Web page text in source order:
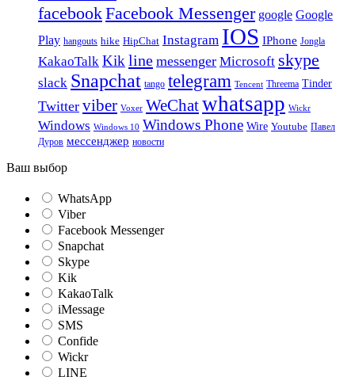
facebookFacebook Messenger google Google
Play hangouts hike HipChat Instagram IOS IPhone Jongla
KakaoTalk Kik line messenger Microsoft skype
slack Snapchat tango telegram Tencent Threema Tinder
Twitter viber Voxer WeChatwhatsapp Wickr
Windows Windows 10 Windows Phone Wire Youtube Павел
Дуров мессенджер новости
Ваш выбор
WhatsApp
Viber
Facebook Messenger
Snapchat
Skype
Kik
KakaoTalk
iMessage
SMS
Confide
Wickr
LINE